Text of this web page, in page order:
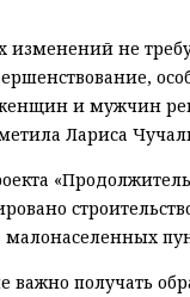
изменений не
и мужчин
Лариса
малонаселенных
важно получать